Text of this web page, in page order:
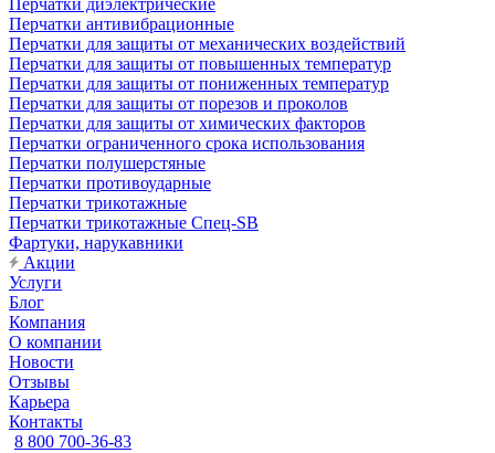
Перчатки диэлектрические
Перчатки антивибрационные
Перчатки для защиты от механических воздействий
Перчатки для защиты от повышенных температур
Перчатки для защиты от пониженных температур
Перчатки для защиты от порезов и проколов
Перчатки для защиты от химических факторов
Перчатки ограниченного срока использования
Перчатки полушерстяные
Перчатки противоударные
Перчатки трикотажные
Перчатки трикотажные Спец-SB
Фартуки, нарукавники
Акции
Услуги
Блог
Компания
О компании
Новости
Отзывы
Карьера
Контакты
8 800 700-36-83